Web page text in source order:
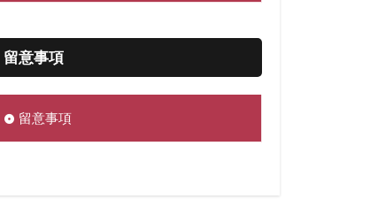
留意事項
留意事項